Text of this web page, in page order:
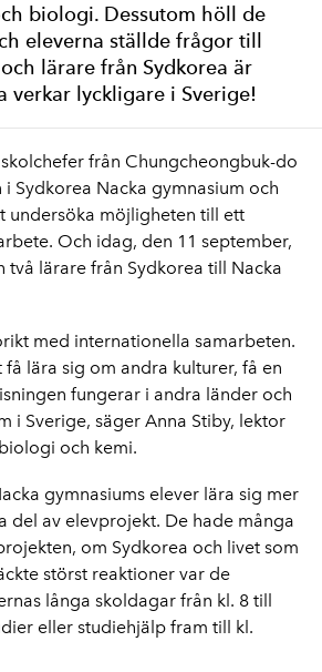
biologi. Dessutom höll de
eleverna ställde frågor till
lärare från Sydkorea är
verkar lyckligare i Sverige!
från Chungcheongbuk-do
Sydkorea Nacka gymnasium och
undersöka möjligheten till ett
Och idag, den 11 september,
två lärare från Sydkorea till Nacka
med internationella samarbeten.
lära sig om andra kulturer, få en
fungerar i andra länder och
i Sverige, säger Anna Stiby, lektor
och kemi.
gymnasiums elever lära sig mer
del av elevprojekt. De hade många
om Sydkorea och livet som
störst reaktioner var de
långa skoldagar från kl. 8 till
eller studiehjälp fram till kl.